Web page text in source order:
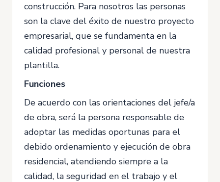
construcción. Para nosotros las personas
son la clave del éxito de nuestro proyecto
empresarial, que se fundamenta en la
calidad profesional y personal de nuestra
plantilla.
Funciones
De acuerdo con las orientaciones del jefe/a
de obra, será la persona responsable de
adoptar las medidas oportunas para el
debido ordenamiento y ejecución de obra
residencial, atendiendo siempre a la
calidad, la seguridad en el trabajo y el